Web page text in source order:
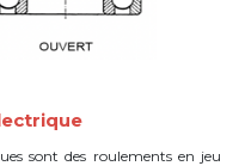
sont des roulements en jeu